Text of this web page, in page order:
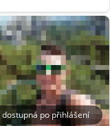
dostupná po přihlášení